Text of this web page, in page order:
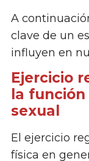
A
clave de un
influyen en
Ejercicio
la
sexual
El ejercicio
física en